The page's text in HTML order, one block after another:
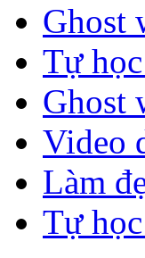
Ghost
Tự
Ghost
Video
Làm
Tự